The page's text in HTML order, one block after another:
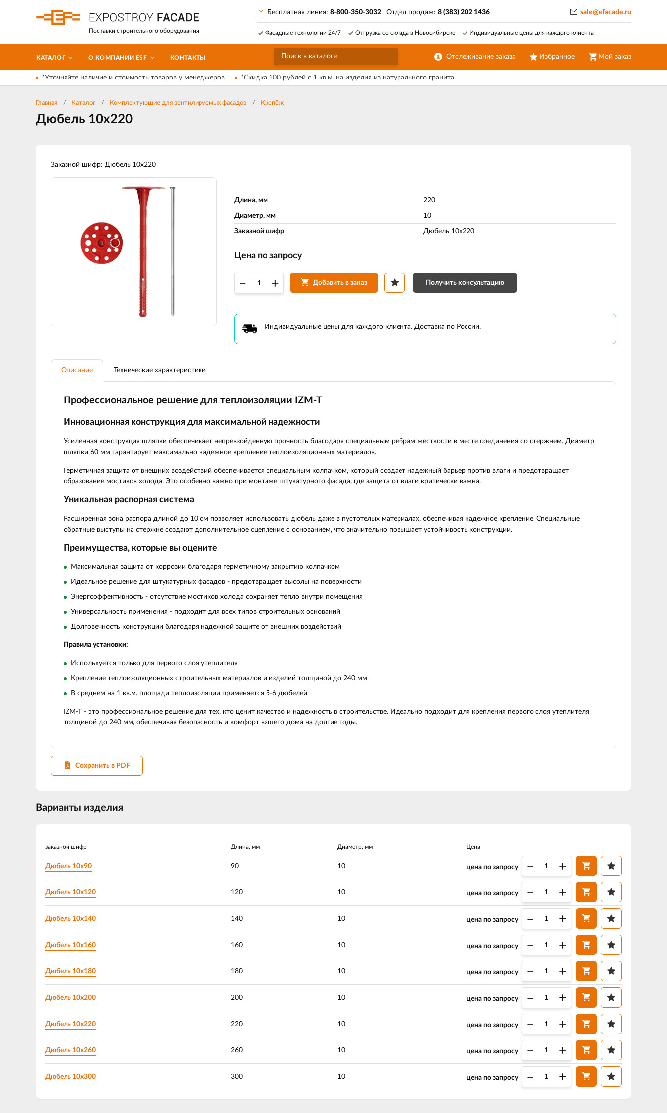
Поставки строительного оборудования
Бесплатная линия: 8-800-350-3032 Отдел продаж: 8 (383) 202 1436
Отслеживание заказа Избранное Мой заказ
Фасадные технологии 24/7 Отгрузка со склада в Новосибирске Индивидуальные цены для каждого клиента
КАТАЛОГ О КОМПАНИИ ESF КОНТАКТЫ
sale@efacade.ru
*Уточняйте наличие и стоимость товаров у менеджеров *Скидка 100 рублей с 1 кв.м. на изделия из натурального гранита.
Главная Каталог Комплектующие для вентилируемых фасадов Крепёж
Дюбель 10х220
Заказной шифр: Дюбель 10х220
Длина, мм 220
Диаметр, мм 10
Заказной шифр Дюбель 10х220
Цена по запросу
– + Добавить в заказ Получить консультацию
Индивидуальные цены для каждого клиента. Доставка по России.
Описание Технические характеристики
Профессиональное решение для теплоизоляции IZM-T
Инновационная конструкция для максимальной надежности
Усиленная конструкция шляпки обеспечивает непревзойденную прочность благодаря специальным ребрам жесткости в месте соединения со стержнем. Диаметр
шляпки 60 мм гарантирует максимально надежное крепление теплоизоляционных материалов.
Герметичная защита от внешних воздействий обеспечивается специальным колпачком, который создает надежный барьер против влаги и предотвращает
образование мостиков холода. Это особенно важно при монтаже штукатурного фасада, где защита от влаги критически важна.
Уникальная распорная система
Расширенная зона распора длиной до 10 см позволяет использовать дюбель даже в пустотелых материалах, обеспечивая надежное крепление. Специальные
обратные выступы на стержне создают дополнительное сцепление с основанием, что значительно повышает устойчивость конструкции.
Преимущества, которые вы оцените
Максимальная защита от коррозии благодаря герметичному закрытию колпачком
Идеальное решение для штукатурных фасадов - предотвращает высолы на поверхности
Энергоэффективность - отсутствие мостиков холода сохраняет тепло внутри помещения
Универсальность применения - подходит для всех типов строительных оснований
Долговечность конструкции благодаря надежной защите от внешних воздействий
Правила установки:
Испольхуется только для первого слоя утеплителя
Крепление теплоизоляционных строительных материалов и изделий толщиной до 240 мм
В среднем на 1 кв.м. площади теплоизоляции применяется 5-6 дюбелей
IZM-T - это профессиональное решение для тех, кто ценит качество и надежность в строительстве. Идеально подходит для крепления первого слоя утеплителя
толщиной до 240 мм, обеспечивая безопасность и комфорт вашего дома на долгие годы.
Сохранить в PDF
Варианты изделия
заказной шифр Длина, мм Диаметр, мм Цена
Дюбель 10х90 90 10 цена по запросу – +
Дюбель 10х120 120 10 цена по запросу – +
Дюбель 10х140 140 10 цена по запросу – +
Дюбель 10х160 160 10 цена по запросу – +
Дюбель 10х180 180 10 цена по запросу – +
Дюбель 10х200 200 10 цена по запросу – +
Дюбель 10х220 220 10 цена по запросу – +
Дюбель 10х260 260 10 цена по запросу – +
Дюбель 10х300 300 10 цена по запросу – +